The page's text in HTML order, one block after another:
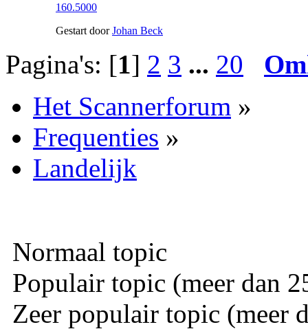
160.5000
Gestart doorJohan Beck
Pagina's: [1] 2 3 ... 20
Het Scannerforum »
Frequenties »
Landelijk
Normaal topic
Populair topic (meer dan
Zeer populair topic (meer